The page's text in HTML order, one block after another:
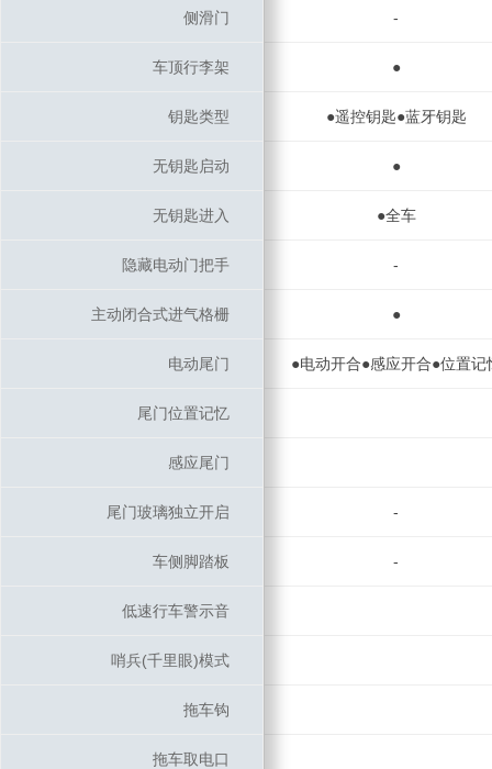
侧滑门 -
车顶行李架 ●
钥匙类型 ●遥控钥匙●蓝牙钥匙
无钥匙启动 ●
无钥匙进入 ●全车
隐藏电动门把手 -
主动闭合式进气格栅 ●
电动尾门 ●电动开合●感应开合●位置记
尾门位置记忆
感应尾门
尾门玻璃独立开启 -
车侧脚踏板 -
低速行车警示音
哨兵(千里眼)模式
拖车钩
拖车取电口
侧滑门
车顶行李架
钥匙类型
无钥匙启动
无钥匙进入
隐藏电动门把手
主动闭合式进气格栅
电动尾门
尾门位置记忆
感应尾门
尾门玻璃独立开启
车侧脚踏板
低速行车警示音
哨兵(千里眼)模式
拖车钩
拖车取电口